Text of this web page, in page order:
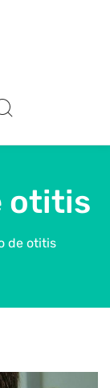
otitis
de otitis